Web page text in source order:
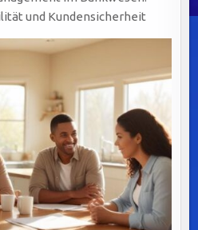
und Kundensicherheit